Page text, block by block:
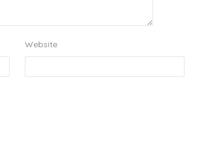
Website